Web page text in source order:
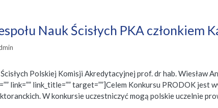
Nauk Ścisłych PKA członkiem
Polskiej Komisji Akredytacyjnej prof. dr hab. Wiesław
link=”” link_title=”” target=””]Celem Konkursu PRODOK
W konkursie uczestniczyć mogą polskie uczelnie